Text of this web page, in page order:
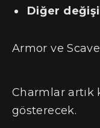
Diğer
Armor ve
Charmlar artık
gösterecek.